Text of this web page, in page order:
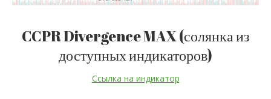
CCPR Divergence MAX (солянка из
доступных индикаторов)
Ссылка на индикатор